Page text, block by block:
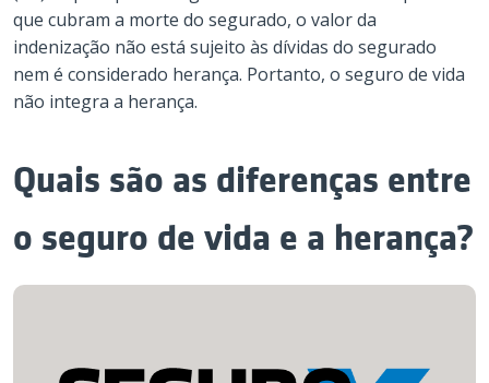
que cubram a morte do segurado, o valor da
indenização não está sujeito às dívidas do segurado
nem é considerado herança. Portanto, o seguro de vida
não integra a herança.
Quais são as diferenças entre
o seguro de vida e a herança?